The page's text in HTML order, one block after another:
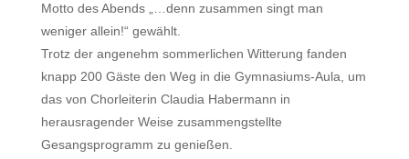
Motto des Abends „…denn zusammen singt man
weniger allein!“ gewählt.
Trotz der angenehm sommerlichen Witterung fanden
knapp 200 Gäste den Weg in die Gymnasiums-Aula, um
das von Chorleiterin Claudia Habermann in
herausragender Weise zusammengstellte
Gesangsprogramm zu genießen.